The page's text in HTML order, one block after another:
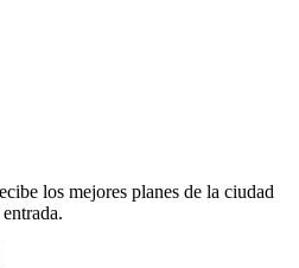
los mejores planes de la ciudad